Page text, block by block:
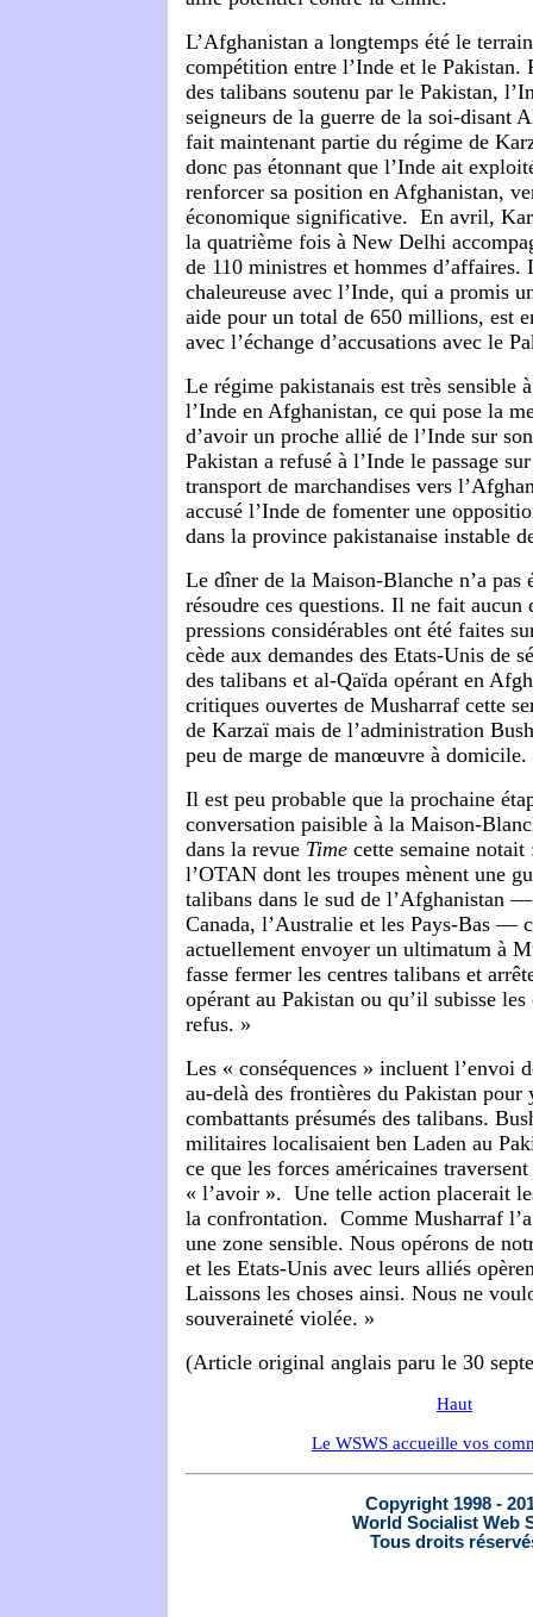
L’Afghanistan a longtemps été le
compétition entre l’Inde et le Pakistan.
des talibans soutenu par le Pakistan,
seigneurs de la guerre de la soi-disant
fait maintenant partie du régime de
donc pas étonnant que l’Inde ait
renforcer sa position en Afghanistan,
économique significative. En avril,
la quatrième fois à New Delhi
de 110 ministres et hommes d’affaires.
chaleureuse avec l’Inde, qui a promis
aide pour un total de 650 millions, est
avec l’échange d’accusations avec le
Le régime pakistanais est très sensible
l’Inde en Afghanistan, ce qui pose la
d’avoir un proche allié de l’Inde sur
Pakistan a refusé à l’Inde le passage
transport de marchandises vers
accusé l’Inde de fomenter une
dans la province pakistanaise instable
Le dîner de la Maison-Blanche n’a pas
résoudre ces questions. Il ne fait aucun
pressions considérables ont été faites
cède aux demandes des Etats-Unis de
des talibans et al-Qaïda opérant en
critiques ouvertes de Musharraf cette
de Karzaï mais de l’administration
peu de marge de manœuvre à domicile.
Il est peu probable que la prochaine
conversation paisible à la Maison-
dans la revue Time cette semaine notait
l’OTAN dont les troupes mènent une
talibans dans le sud de l’Afghanistan
Canada, l’Australie et les Pays-Bas —
actuellement envoyer un ultimatum à
fasse fermer les centres talibans et
opérant au Pakistan ou qu’il subisse les
refus. »
Les « conséquences » incluent l’envoi
au-delà des frontières du Pakistan pour
combattants présumés des talibans.
militaires localisaient ben Laden au
ce que les forces américaines
« l’avoir ». Une telle action placerait
la confrontation. Comme Musharraf
une zone sensible. Nous opérons de
et les Etats-Unis avec leurs alliés
Laissons les choses ainsi. Nous ne
souveraineté violée. »
(Article original anglais paru le 30
Haut
Le WSWS accueille vos
Copyright 1998 -
World Socialist Web
Tous droits